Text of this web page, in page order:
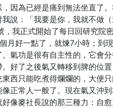
因為已經是痛到無法坐直了
說：「我要是你，我就不做
我正式開始了每日回研究院
月好一點了，就煉7小時；到
氣功是很有自主性的，它會
好了之後氣又轉移到脾的位
西只能吃煮得爛爛的，大便
正常人一般了。現在氣又沖
像麥社長說的那三種力：自